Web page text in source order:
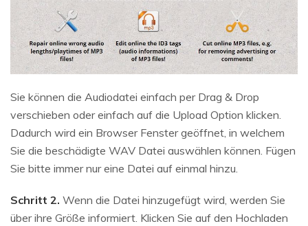
Sie können die Audiodatei einfach per Drag & Drop
verschieben oder einfach auf die Upload Option klicken.
Dadurch wird ein Browser Fenster geöffnet, in welchem
Sie die beschädigte WAV Datei auswählen können. Fügen
Sie bitte immer nur eine Datei auf einmal hinzu.
Schritt 2. Wenn die Datei hinzugefügt wird, werden Sie
über ihre Größe informiert. Klicken Sie auf den Hochladen